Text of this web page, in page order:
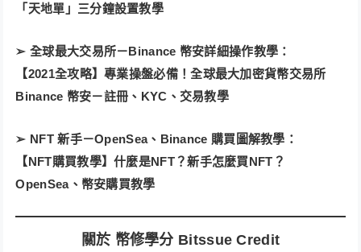
「天地單」三分鐘設置教學
➢ 全球最大交易所－Binance 幣安詳細操作教學：
【2021全攻略】專業操盤必備！全球最大加密貨幣交易所
Binance 幣安－註冊、KYC、交易教學
➢ NFT 新手－OpenSea、Binance 購買圖解教學：
【NFT購買教學】什麼是NFT？新手怎麼買NFT？
OpenSea、幣安購買教學
關於 幣修學分 Bitssue Credit